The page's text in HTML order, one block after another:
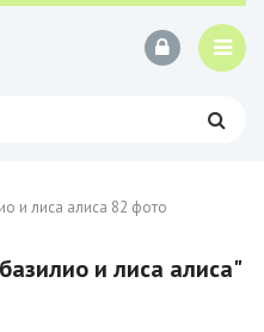
и лиса алиса 82 фото
и лиса алиса"